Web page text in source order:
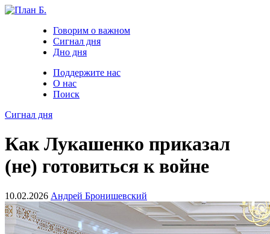
Говорим о важном
Сигнал дня
Дно дня
Поддержите нас
О нас
Поиск
Сигнал дня
Как Лукашенко приказал
(не) готовиться к войне
10.02.2026 Андрей Бронишевский